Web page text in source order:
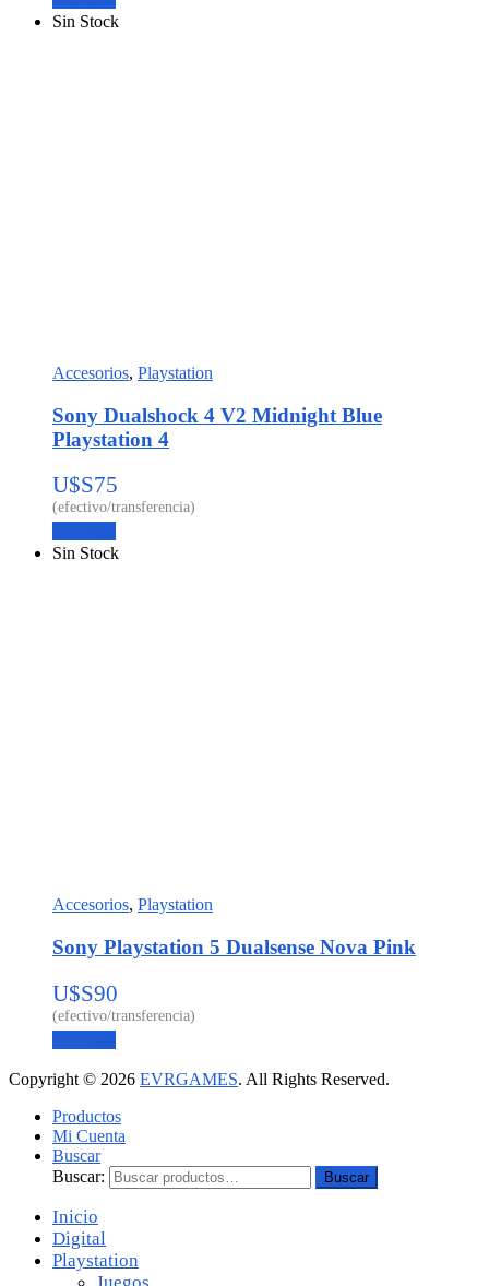
Sin Stock
Accesorios, Playstation
Sony Dualshock 4 V2 Midnight Blue
Playstation 4
U$S75
Sin Stock
Accesorios, Playstation
Sony Playstation 5 Dualsense Nova Pink
U$S90
Copyright © 2026 EVRGAMES. All Rights Reserved.
Productos
Mi Cuenta
Buscar
Buscar:
Buscar
Inicio
Digital
Playstation